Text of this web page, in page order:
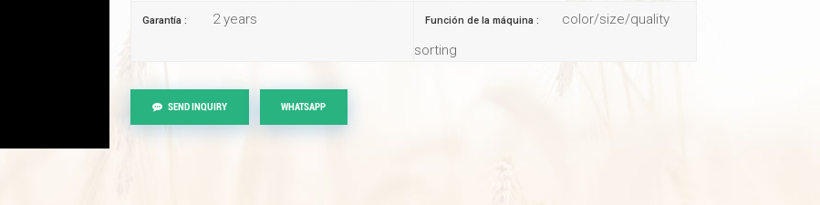
Garantía : 2 years Función de la máquina :
color/size/quality
sorting
SEND INQUIRY WHATSAPP